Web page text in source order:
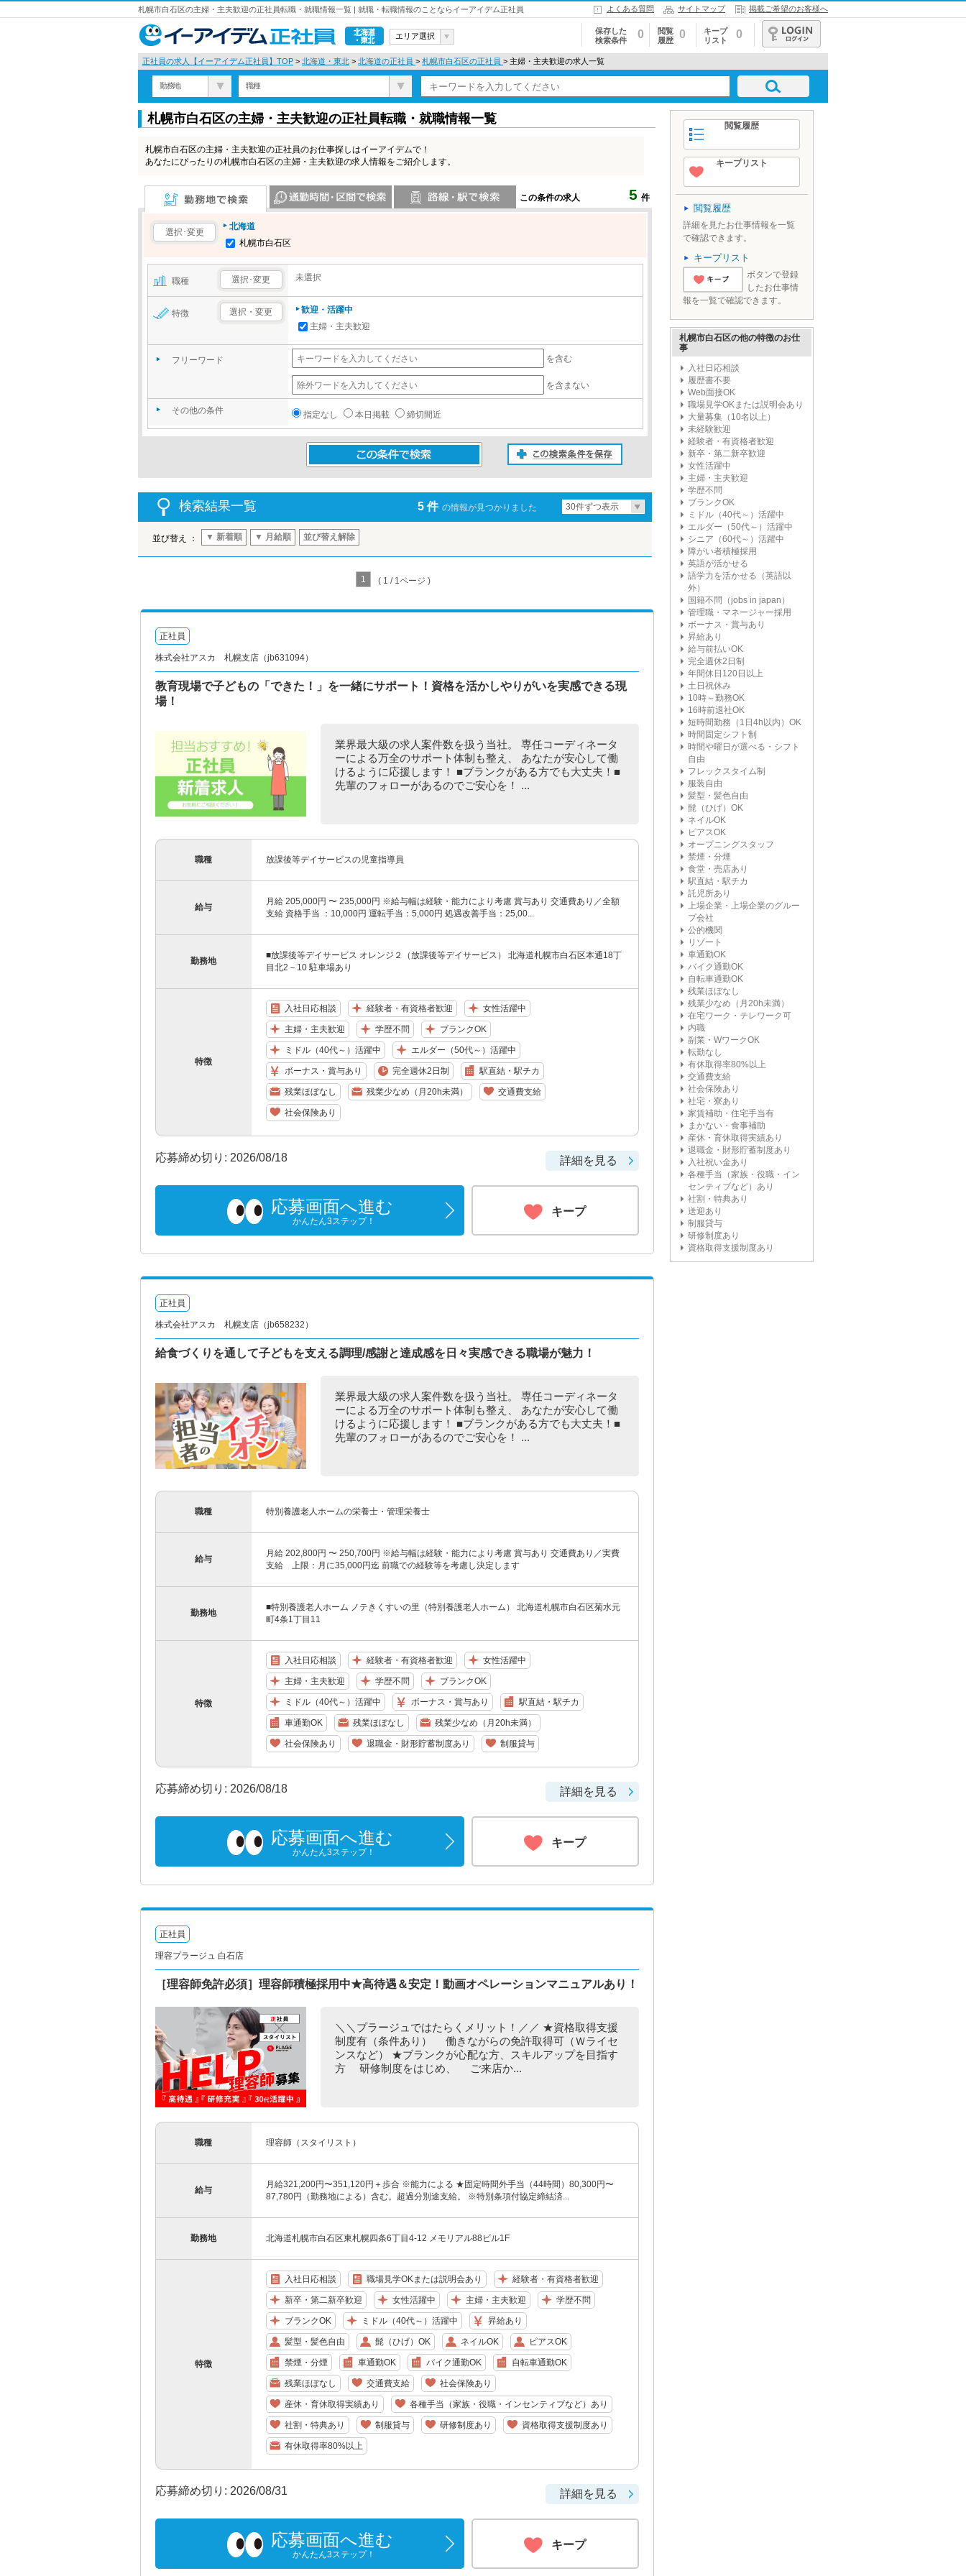
札幌市白石区の主婦・主夫歓迎の正社員転職・就職情報一覧 | 就職・転職情報のことならイーアイデム正社員 よくある質問 サイトマップ 掲載ご希望のお客様へ
北海道・東
北
エリア選択
保存した
検索条件
0
閲覧
履歴
0
キープ
リスト
0
ログイン
正社員の求人【イーアイデム正社員】TOP > 北海道・東北 > 北海道の正社員 > 札幌市白石区の正社員 > 主婦・主夫歓迎の求人一覧
勤務地 職種
札幌市白石区の主婦・主夫歓迎の正社員転職・就職情報一覧
札幌市白石区の主婦・主夫歓迎の正社員のお仕事探しはイーアイデムで！
あなたにぴったりの札幌市白石区の主婦・主夫歓迎の求人情報をご紹介します。
この条件の求人 5 件
選択･変更
北海道
札幌市白石区
職種 選択･変更 未選択
特徴 選択・変更
歓迎・活躍中
主婦・主夫歓迎
フリーワード を含む
を含まない
その他の条件 指定なし 本日掲載 締切間近
検索結果一覧 5 件 の情報が見つかりました 30件ずつ表示
並び替え ： ▼ 新着順 ▼ 月給順 並び替え解除
1 ( 1 / 1ページ )
正社員
株式会社アスカ 札幌支店（jb631094）
教育現場で子どもの「できた！」を一緒にサポート！資格を活かしやりがいを実感できる現
場！
業界最大級の求人案件数を扱う当社。 専任コーディネータ
ーによる万全のサポート体制も整え、 あなたが安心して働
けるように応援します！ ■ブランクがある方でも大丈夫！■
先輩のフォローがあるのでご安心を！ ...
職種 放課後等デイサービスの児童指導員
給与
月給 205,000円 〜 235,000円 ※給与幅は経験・能力により考慮 賞与あり 交通費あり／全額
支給 資格手当 ：10,000円 運転手当：5,000円 処遇改善手当：25,00...
勤務地
■放課後等デイサービス オレンジ２（放課後等デイサービス） 北海道札幌市白石区本通18丁
目北2－10 駐車場あり
特徴
入社日応相談 経験者・有資格者歓迎 女性活躍中
主婦・主夫歓迎 学歴不問 ブランクOK
ミドル（40代～）活躍中 エルダー（50代～）活躍中
ボーナス・賞与あり 完全週休2日制 駅直結・駅チカ
残業ほぼなし 残業少なめ（月20h未満） 交通費支給
社会保険あり
応募締め切り: 2026/08/18 詳細を見る
応募画面へ進む
かんたん3ステップ！
キープ
正社員
株式会社アスカ 札幌支店（jb658232）
給食づくりを通して子どもを支える調理/感謝と達成感を日々実感できる職場が魅力！
業界最大級の求人案件数を扱う当社。 専任コーディネータ
ーによる万全のサポート体制も整え、 あなたが安心して働
けるように応援します！ ■ブランクがある方でも大丈夫！■
先輩のフォローがあるのでご安心を！ ...
職種 特別養護老人ホームの栄養士・管理栄養士
給与
月給 202,800円 〜 250,700円 ※給与幅は経験・能力により考慮 賞与あり 交通費あり／実費
支給 上限：月に35,000円迄 前職での経験等を考慮し決定します
勤務地
■特別養護老人ホーム ノテきくすいの里（特別養護老人ホーム） 北海道札幌市白石区菊水元
町4条1丁目11
特徴
入社日応相談 経験者・有資格者歓迎 女性活躍中
主婦・主夫歓迎 学歴不問 ブランクOK
ミドル（40代～）活躍中 ボーナス・賞与あり 駅直結・駅チカ
車通勤OK 残業ほぼなし 残業少なめ（月20h未満）
社会保険あり 退職金・財形貯蓄制度あり 制服貸与
応募締め切り: 2026/08/18 詳細を見る
応募画面へ進む
かんたん3ステップ！
キープ
正社員
理容プラージュ 白石店
［理容師免許必須］理容師積極採用中★高待遇＆安定！動画オペレーションマニュアルあり！
＼＼プラージュではたらくメリット！／／ ★資格取得支援
制度有（条件あり） 働きながらの免許取得可（Ｗライセ
ンスなど） ★ブランクが心配な方、スキルアップを目指す
方 研修制度をはじめ、 ご来店か...
職種 理容師（スタイリスト）
給与
月給321,200円〜351,120円＋歩合 ※能力による ★固定時間外手当（44時間）80,300円〜
87,780円（勤務地による）含む。超過分別途支給。 ※特別条項付協定締結済...
勤務地 北海道札幌市白石区東札幌四条6丁目4-12 メモリアル88ビル1F
特徴
入社日応相談 職場見学OKまたは説明会あり 経験者・有資格者歓迎
新卒・第二新卒歓迎 女性活躍中 主婦・主夫歓迎 学歴不問
ブランクOK ミドル（40代～）活躍中 昇給あり
髪型・髪色自由 髭（ひげ）OK ネイルOK ピアスOK
禁煙・分煙 車通勤OK バイク通勤OK 自転車通勤OK
残業ほぼなし 交通費支給 社会保険あり
産休・育休取得実績あり 各種手当（家族・役職・インセンティブなど）あり
社割・特典あり 制服貸与 研修制度あり 資格取得支援制度あり
有休取得率80%以上
応募締め切り: 2026/08/31 詳細を見る
応募画面へ進む
かんたん3ステップ！
キープ
閲覧履歴
キープリスト
閲覧履歴
詳細を見たお仕事情報を一覧
で確認できます。
キープリスト
'とりあえずキ
ボタンで登録
したお仕事情
報を一覧で確認できます。
札幌市白石区の他の特徴のお仕
事
入社日応相談
履歴書不要
Web面接OK
職場見学OKまたは説明会あり
大量募集（10名以上）
未経験歓迎
経験者・有資格者歓迎
新卒・第二新卒歓迎
女性活躍中
主婦・主夫歓迎
学歴不問
ブランクOK
ミドル（40代～）活躍中
エルダー（50代～）活躍中
シニア（60代～）活躍中
障がい者積極採用
英語が活かせる
語学力を活かせる（英語以
外）
国籍不問（jobs in japan）
管理職・マネージャー採用
ボーナス・賞与あり
昇給あり
給与前払いOK
完全週休2日制
年間休日120日以上
土日祝休み
10時～勤務OK
16時前退社OK
短時間勤務（1日4h以内）OK
時間固定シフト制
時間や曜日が選べる・シフト
自由
フレックスタイム制
服装自由
髪型・髪色自由
髭（ひげ）OK
ネイルOK
ピアスOK
オープニングスタッフ
禁煙・分煙
食堂・売店あり
駅直結・駅チカ
託児所あり
上場企業・上場企業のグルー
プ会社
公的機関
リゾート
車通勤OK
バイク通勤OK
自転車通勤OK
残業ほぼなし
残業少なめ（月20h未満）
在宅ワーク・テレワーク可
内職
副業・WワークOK
転勤なし
有休取得率80%以上
交通費支給
社会保険あり
社宅・寮あり
家賃補助・住宅手当有
まかない・食事補助
産休・育休取得実績あり
退職金・財形貯蓄制度あり
入社祝い金あり
各種手当（家族・役職・イン
センティブなど）あり
社割・特典あり
送迎あり
制服貸与
研修制度あり
資格取得支援制度あり